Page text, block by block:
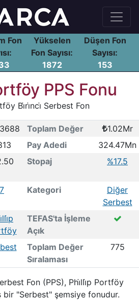
Fon
Yükselen
Fon Sayısı:
1872
Düşen Fon
Sayısı:
153
PPS Fonu
Bi̇ri̇nci̇ Serbest Fon
Toplam Değer
1.02Mr
Pay Adedi
324.47Mn
Stopaj %17.5
7 Kategori
Diğer
Serbest
TEFAS'ta İşleme
Açık
Toplam Değer
Sıralaması
775
Fon (PPS), Phi̇lli̇p Portföy
bir "Serbest" şemsiye fonudur.